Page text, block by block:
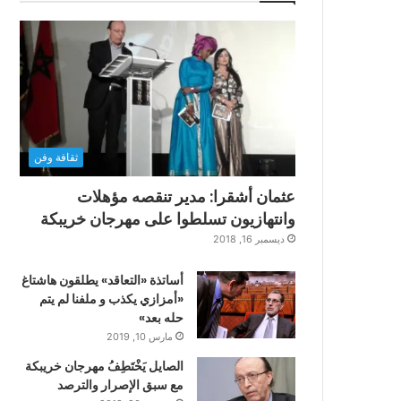
ثقافة وفن
عثمان أشقرا: مدير تنقصه مؤهلات
وانتهازيون تسلطوا على مهرجان خريبكة
ديسمبر 16, 2018
أساتذة «التعاقد» يطلقون هاشتاغ
«أمزازي يكذب و ملفنا لم يتم
حله بعد»
مارس 10, 2019
الصايل يَخْتَطِفُ مهرجان خريبكة
مع سبق الإصرار والترصد